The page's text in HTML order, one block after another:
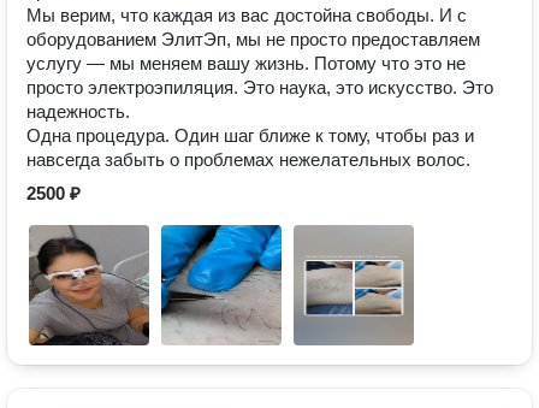
Мы верим, что каждая из вас достойна свободы. И с
оборудованием ЭлитЭп, мы не просто предоставляем
услугу — мы меняем вашу жизнь. Потому что это не
просто электроэпиляция. Это наука, это искусство. Это
надежность.
Одна процедура. Один шаг ближе к тому, чтобы раз и
навсегда забыть о проблемах нежелательных волос.
2500 ₽